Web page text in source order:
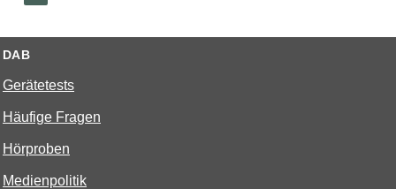
DAB
Gerätetests
Häufige Fragen
Hörproben
Medienpolitik